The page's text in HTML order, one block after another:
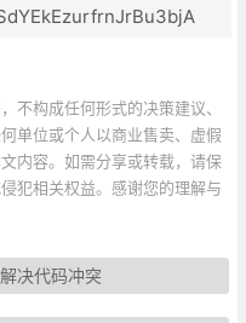
不构成任何形式的决策建议、
单位或个人以商业售卖、虚假
内容。如需分享或转载，请保
犯相关权益。感谢您的理解与
决代码冲突